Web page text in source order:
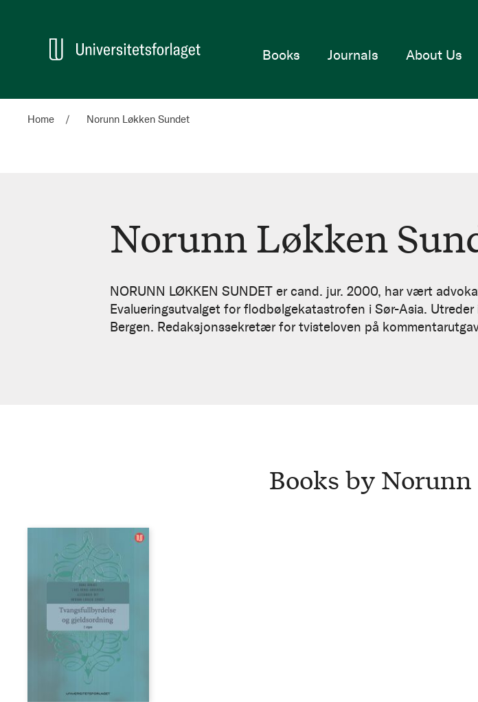
Home
Books Journals About Us
Home Norunn Løkken Sundet
Norunn
Løkken
Sundet
Norunn Løkken
NORUNN LØKKEN SUNDET er cand. jur. 2000, har vært
Evalueringsutvalget for flodbølgekatastrofen i Sør-Asia.
Bergen. Redaksjonssekretær for tvisteloven på
Books by